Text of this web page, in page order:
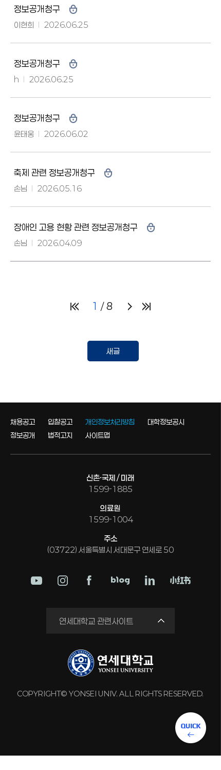
정보공개청구
이현희 2026.06.25
정보공개청구
h 2026.06.25
정보공개청구
윤태웅 2026.06.02
축제 관련 정보공개청구
손님 2026.05.16
장애인 고용 현황 관련 정보공개청구
손님 2026.04.09
1 8
채용공고 입찰공고 개인정보처리방침
대학정보공시
정보공개
법적고지 사이트맵
신촌·국제 / 미래
1599-1885
의료원
1599-1004
주소
(03722) 서울특별시 서대문구 연세로 50
COPYRIGHT© YONSEI UNIV. ALL RIGHTS RESERVED.
연세대학교 관련사이트
학교법인
세브란스병원
강남세브란스병원
용인세브란스병원